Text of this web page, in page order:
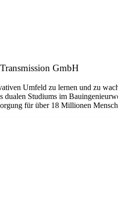
GmbH
Umfeld zu lernen und zu
Studiums im
für über 18 Millionen